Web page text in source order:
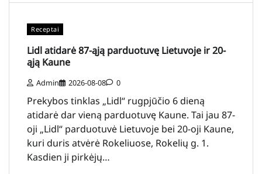
Receptai
Lidl atidarė 87-ąją parduotuvę Lietuvoje ir 20-
ąją Kaune
Admin 2026-08-08 0
Prekybos tinklas „Lidl“ rugpjūčio 6 dieną
atidarė dar vieną parduotuvę Kaune. Tai jau 87-
oji „Lidl“ parduotuvė Lietuvoje bei 20-oji Kaune,
kuri duris atvėrė Rokeliuose, Rokelių g. 1.
Kasdien ji pirkėjų…